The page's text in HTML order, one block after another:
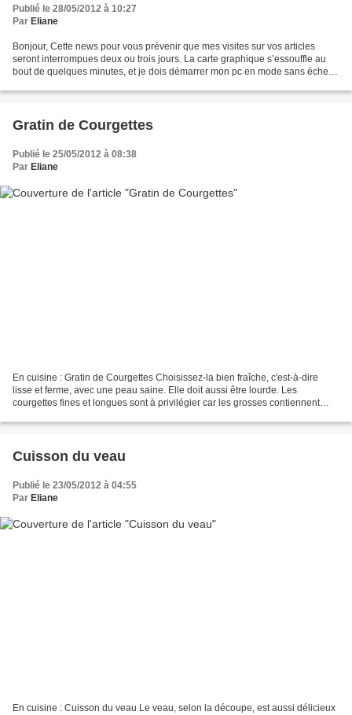
Publié le 28/05/2012 à 10:27
Par Eliane
Bonjour, Cette news pour vous prévenir que mes visites sur vos articles
seront interrompues deux ou trois jours. La carte graphique s’essouffle au
bout de quelques minutes, et je dois démarrer mon pc en mode sans échec
Gratin de Courgettes
Publié le 25/05/2012 à 08:38
Par Eliane
En cuisine : Gratin de Courgettes Choisissez-la bien fraîche, c'est-à-dire
lisse et ferme, avec une peau saine. Elle doit aussi être lourde. Les
courgettes fines et longues sont à privilégier car les grosses contiennent
Cuisson du veau
Publié le 23/05/2012 à 04:55
Par Eliane
En cuisine : Cuisson du veau Le veau, selon la découpe, est aussi délicieux